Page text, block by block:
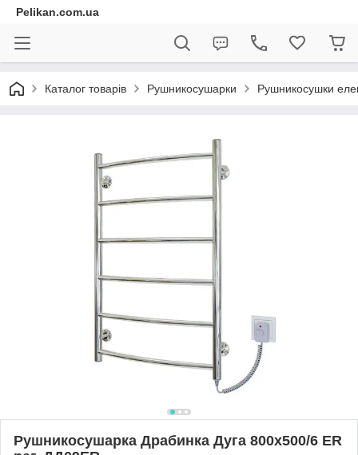
Pelikan.com.ua
Каталог товарів Рушникосушарки Рушникосушки
Рушникосушарка Драбинка Дуга 800х500/6 ER